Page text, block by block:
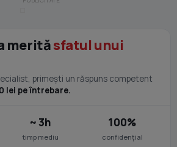
merităsfatul unui
primești un răspuns competent
lei pe întrebare.
~ 3h
timp mediu
100%
confidențial